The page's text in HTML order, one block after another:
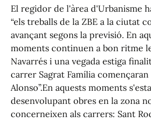
El regidor de l'àrea d'Urbanisme
“els treballs de la ZBE a la ciutat
avançant segons la previsió. En
moments continuen a bon ritme
Navarrés i una vegada estiga
carrer Sagrat Família
Alonso”.En aquests moments
desenvolupant obres en la zona
concerneixen als carrers: Sant